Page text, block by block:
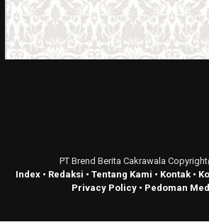
PT Brend Berita Cakrawala
Index • Redaksi • Tentang Kami • Kontak •
Privacy Policy• Pedoman